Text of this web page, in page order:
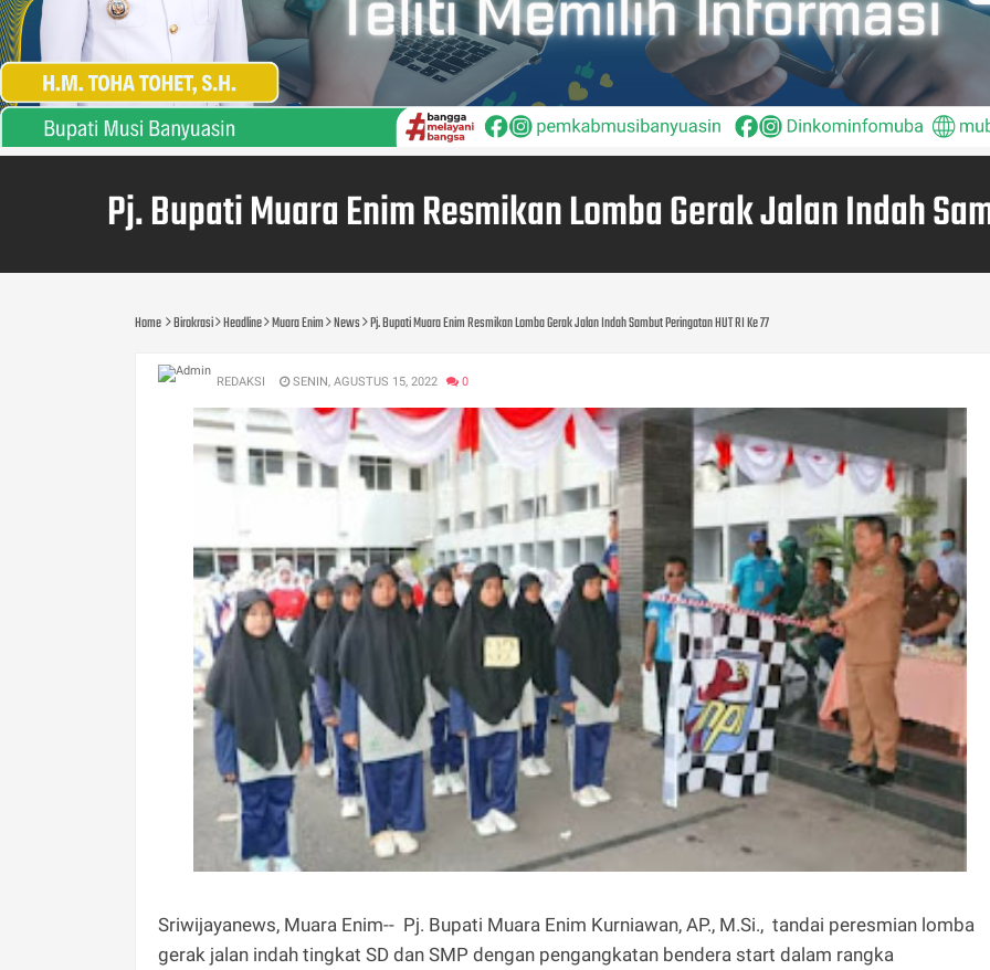
Pj. Bupati Muara Enim Resmikan Lomba Gerak Jalan Indah
Home Birokrasi Headline Muara Enim News Pj. Bupati Muara Enim Resmikan Lomba Gerak Jalan Indah Sambut Peringatan HUT RI Ke 77
REDAKSI SENIN, AGUSTUS 15, 2022 0
Sriwijayanews, Muara Enim-- Pj. Bupati Muara Enim Kurniawan, AP., M.Si., tandai peresmian lomba
gerak jalan indah tingkat SD dan SMP dengan pengangkatan bendera start dalam rangka